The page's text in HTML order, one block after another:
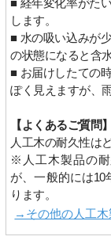
します。
■ 水の吸い込みが
の状態になると含
■ お届けしたての
ぽく見えますが、
【よくあるご質問】
人工木の耐久性は
※人工木製品の
が、一般的には10
ります。
→その他の人工木